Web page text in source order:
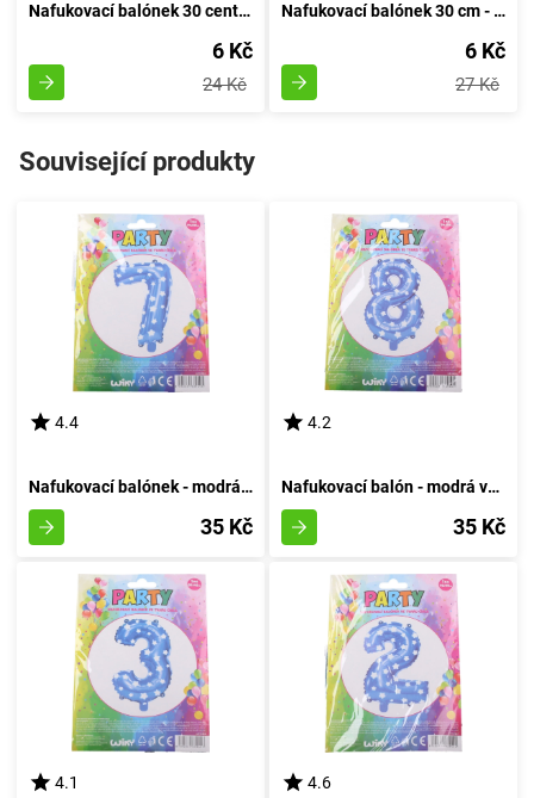
Nafukovací balónek 30 centimetrů - sada 5 kusů, s číslem 20
6 Kč
24 Kč
Nafukovací balónek 30 cm - sada 5 kusů, s číslem 10
6 Kč
27 Kč
Související produkty
4.4
Nafukovací balónek - modrá sedmička
35 Kč
4.2
Nafukovací balón - modrá varianta číslo osm
35 Kč
4.1 4.6